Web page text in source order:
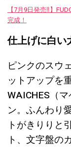
【7月9日発売‼︎】
完成！
仕上げに白い
ピンクのスウ
ットアップを
WAICHES（
ン。ふんわり
トがきりりと
ト、文字盤の